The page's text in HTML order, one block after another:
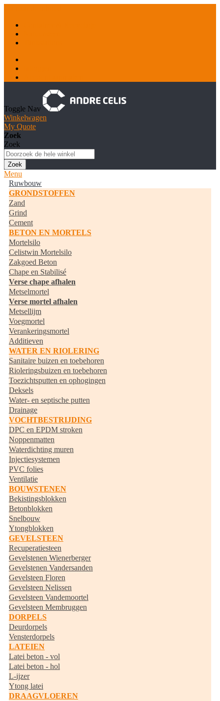
Toggle Nav
Winkelwagen
My Quote
Zoek
Zoek
Zoek
Menu
Ruwbouw
GRONDSTOFFEN
Zand
Grind
Cement
BETON EN MORTELS
Mortelsilo
Celistwin Mortelsilo
Zakgoed Beton
Chape en Stabilisé
Verse chape afhalen
Metselmortel
Verse mortel afhalen
Metsellijm
Voegmortel
Verankeringsmortel
Additieven
WATER EN RIOLERING
Sanitaire buizen en toebehoren
Rioleringsbuizen en toebehoren
Toezichtsputten en ophogingen
Deksels
Water- en septische putten
Drainage
VOCHTBESTRIJDING
DPC en EPDM stroken
Noppenmatten
Waterdichting muren
Injectiesystemen
PVC folies
Ventilatie
BOUWSTENEN
Bekistingsblokken
Betonblokken
Snelbouw
Ytongblokken
GEVELSTEEN
Recuperatiesteen
Gevelstenen Wienerberger
Gevelstenen Vandersanden
Gevelsteen Floren
Gevelsteen Nelissen
Gevelsteen Vandemoortel
Gevelsteen Membruggen
DORPELS
Deurdorpels
Vensterdorpels
LATEIEN
Latei beton - vol
Latei beton - hol
L-ijzer
Ytong latei
DRAAGVLOEREN